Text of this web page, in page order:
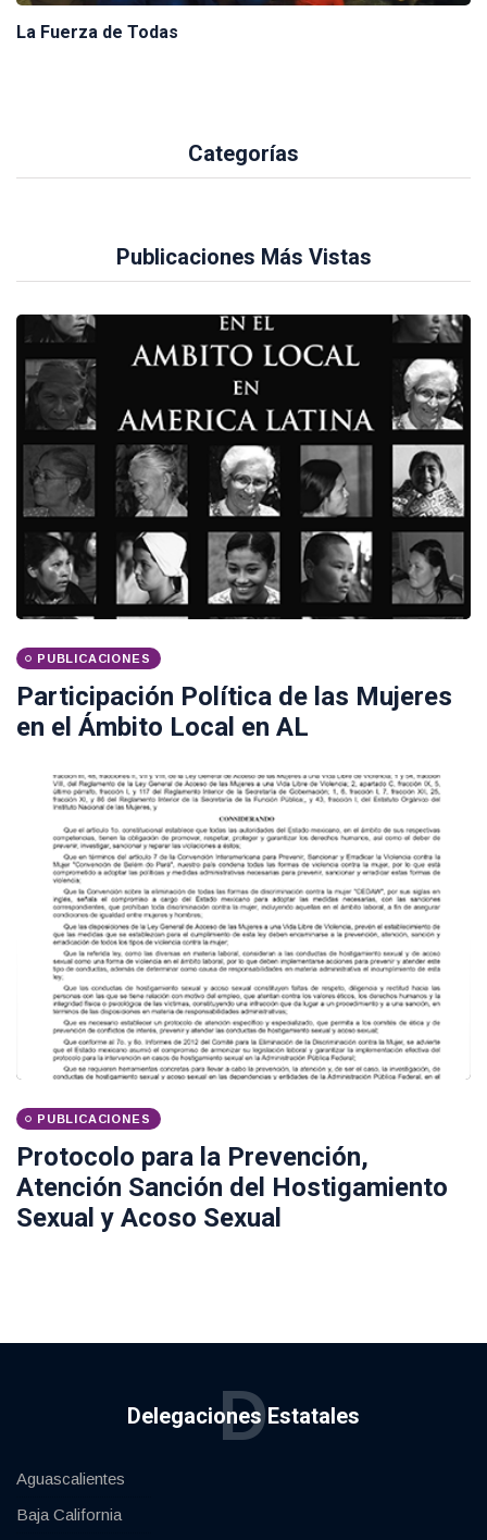
La Fuerza de Todas
Categorías
Publicaciones Más Vistas
PUBLICACIONES
Participación Política de las Mujeres
en el Ámbito Local en AL
PUBLICACIONES
Protocolo para la Prevención,
Atención Sanción del Hostigamiento
Sexual y Acoso Sexual
Delegaciones Estatales
D
Aguascalientes
Baja California